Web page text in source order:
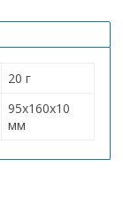
20 г
95х160х10
мм